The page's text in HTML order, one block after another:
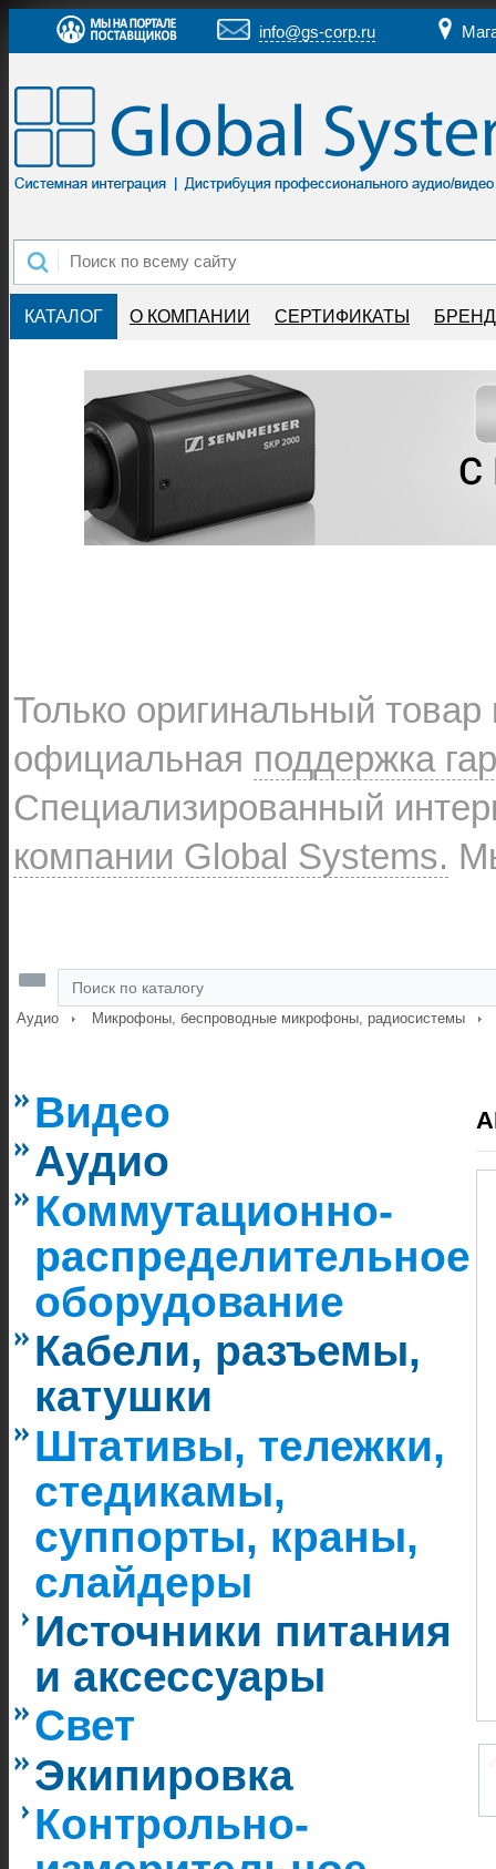
info@gs-corp.ru
КАТАЛОГ О КОМПАНИИ СЕРТИФИКАТЫ
Только оригинальный
официальная поддержка
Специализированный
компании Global Systems.
Аудио Микрофоны, беспроводные микрофоны, радиосистемы
Видео
Аудио
Коммутационно-
распределительное
оборудование
Кабели, разъемы,
катушки
Штативы, тележки,
стедикамы,
суппорты, краны,
слайдеры
Источники питания
и аксессуары
Свет
Экипировка
Контрольно-